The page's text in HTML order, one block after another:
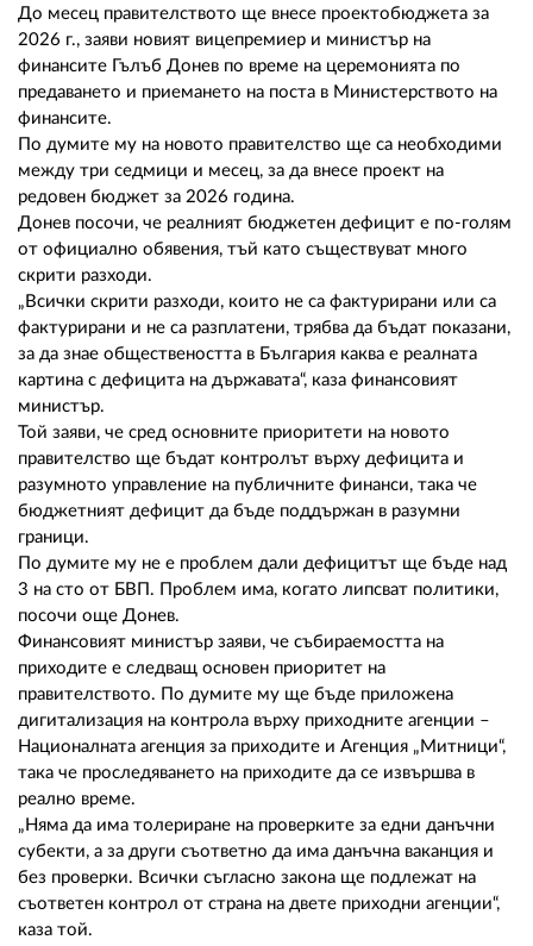
До месец правителството ще внесе проектобюджета за
2026 г., заяви новият вицепремиер и министър на
финансите Гълъб Донев по време на церемонията по
предаването и приемането на поста в Министерството на
финансите.
По думите му на новото правителство ще са необходими
между три седмици и месец, за да внесе проект на
редовен бюджет за 2026 година.
Донев посочи, че реалният бюджетен дефицит е по-голям
от официално обявения, тъй като съществуват много
скрити разходи.
„Всички скрити разходи, които не са фактурирани или са
фактурирани и не са разплатени, трябва да бъдат показани,
за да знае обществеността в България каква е реалната
картина с дефицита на държавата“, каза финансовият
министър.
Той заяви, че сред основните приоритети на новото
правителство ще бъдат контролът върху дефицита и
разумното управление на публичните финанси, така че
бюджетният дефицит да бъде поддържан в разумни
граници.
По думите му не е проблем дали дефицитът ще бъде над
3 на сто от БВП. Проблем има, когато липсват политики,
посочи още Донев.
Финансовият министър заяви, че събираемостта на
приходите е следващ основен приоритет на
правителството. По думите му ще бъде приложена
дигитализация на контрола върху приходните агенции –
Националната агенция за приходите и Агенция „Митници“,
така че проследяването на приходите да се извършва в
реално време.
„Няма да има толериране на проверките за едни данъчни
субекти, а за други съответно да има данъчна ваканция и
без проверки. Всички съгласно закона ще подлежат на
съответен контрол от страна на двете приходни агенции“,
каза той.